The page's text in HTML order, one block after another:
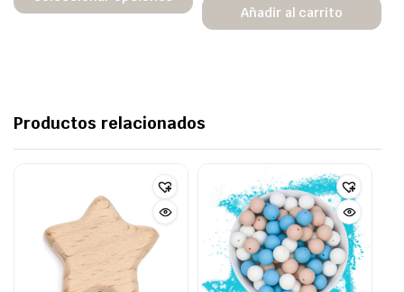
Añadir al carrito
Productos relacionados